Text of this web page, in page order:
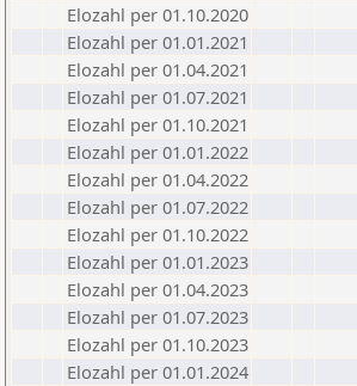
Elozahl per 01.10.2020
Elozahl per 01.01.2021
Elozahl per 01.04.2021
Elozahl per 01.07.2021
Elozahl per 01.10.2021
Elozahl per 01.01.2022
Elozahl per 01.04.2022
Elozahl per 01.07.2022
Elozahl per 01.10.2022
Elozahl per 01.01.2023
Elozahl per 01.04.2023
Elozahl per 01.07.2023
Elozahl per 01.10.2023
Elozahl per 01.01.2024